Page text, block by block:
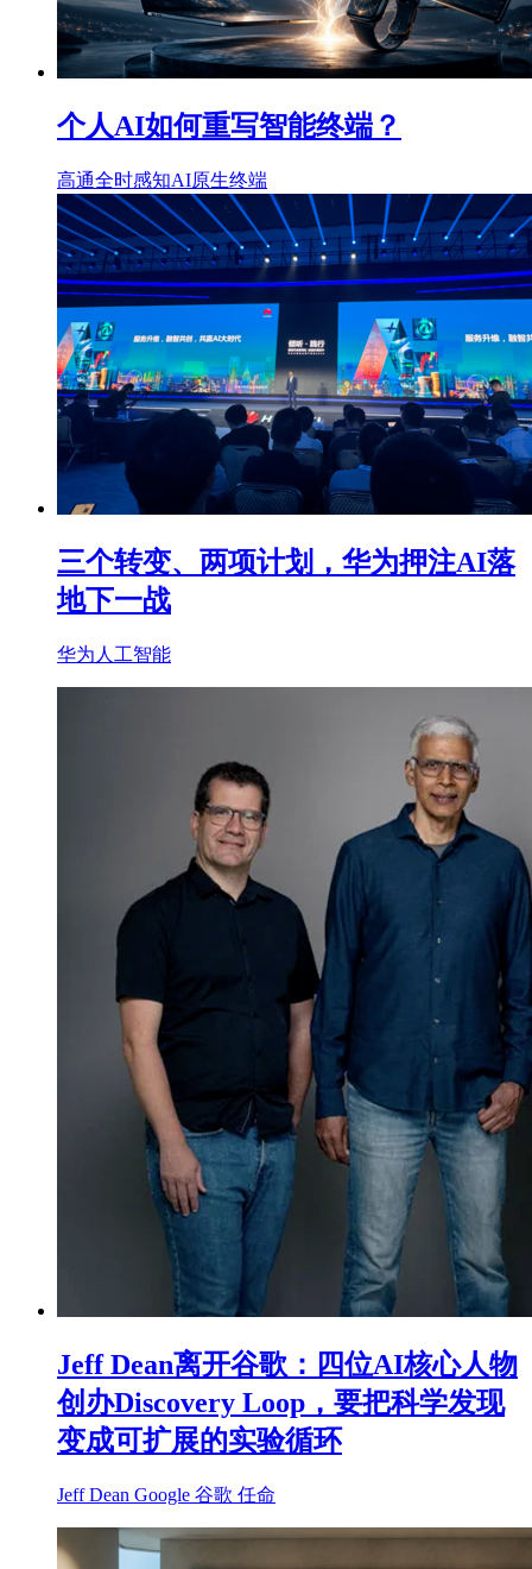
个人AI如何重写智能终端？
高通全时感知AI原生终端
三个转变、两项计划，华为押注AI落
地下一战
华为 人工智能
Jeff Dean离开谷歌：四位AI核心人物
创办Discovery Loop，要把科学发现
变成可扩展的实验循环
Jeff Dean Google 谷歌 任命